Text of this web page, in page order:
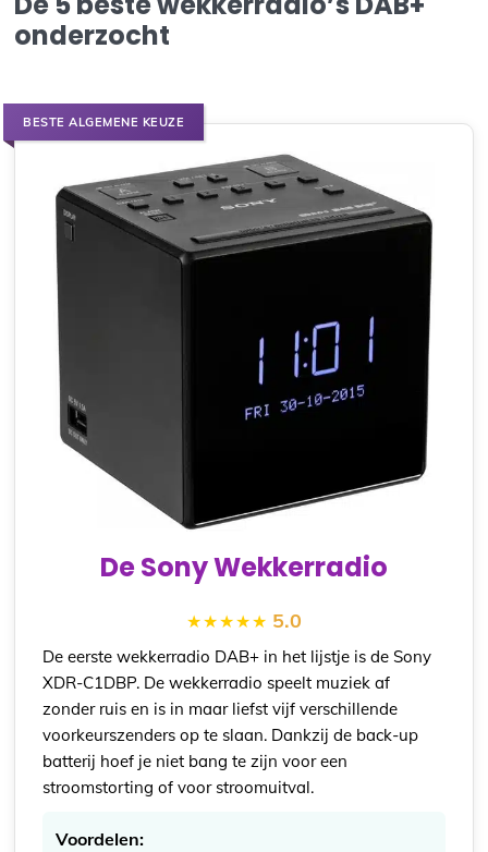
onderzocht
BESTE ALGEMENE KEUZE
De Sony Wekkerradio
5.0
De eerste wekkerradio DAB+ in het lijstje is de Sony
XDR-C1DBP. De wekkerradio speelt muziek af
zonder ruis en is in maar liefst vijf verschillende
voorkeurszenders op te slaan. Dankzij de back-up
batterij hoef je niet bang te zijn voor een
stroomstorting of voor stroomuitval.
Voordelen: